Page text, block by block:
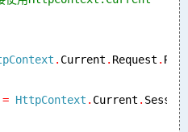
. Current . Request .
= HttpContext . Current .